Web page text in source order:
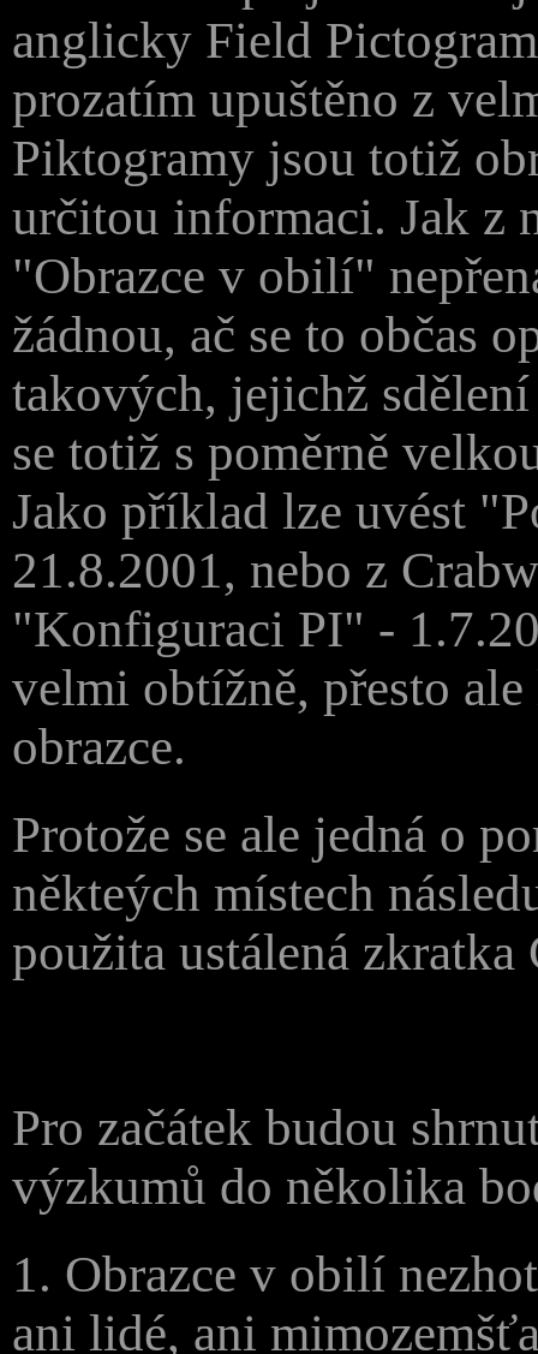
anglicky Field
prozatím upuštěno z
Piktogramy jsou totiž
určitou informaci. Jak z
"Obrazce v obilí"
žádnou, ač se to občas
takových, jejichž
se totiž s poměrně
Jako příklad lze uvést
21.8.2001, nebo z
"Konfiguraci PI" -
velmi obtížně, přesto
obrazce.
Protože se ale jedná o
někteých místech
použita ustálená
Pro začátek budou
výzkumů do několika
1. Obrazce v obilí
ani lidé, ani